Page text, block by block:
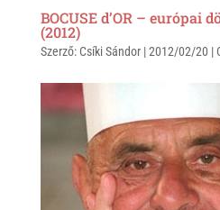
t
s
p
e
r
b
k
BOCUSE d’OR – európai
(2012)
Szerző: Csíki Sándor|2012/02/20 |